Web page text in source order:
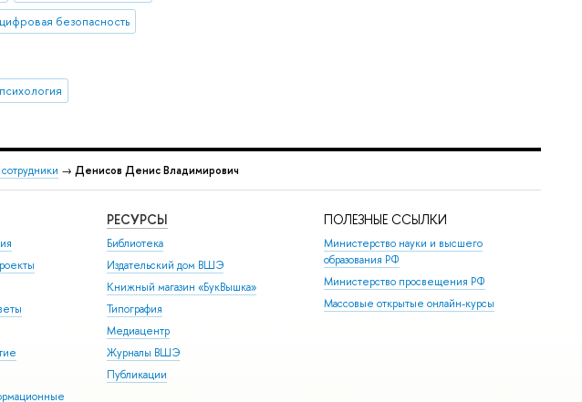
цифровая безопасность
→ Денисов Денис Владимирович
РЕСУРСЫ
Библиотека
Издательский дом ВШЭ
Книжный магазин «БукВышка»
Типография
Медиацентр
Журналы ВШЭ
Публикации
ПОЛЕЗНЫЕ ССЫЛКИ
Министерство науки и высшего
образования РФ
Министерство просвещения РФ
Массовые открытые онлайн-курсы